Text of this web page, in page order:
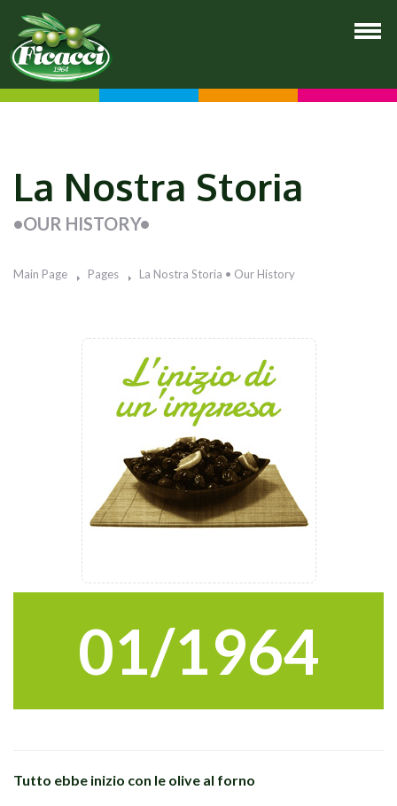
La Nostra Storia
•OUR HISTORY•
Main Page Pages La Nostra Storia • Our History
01/1964
Tutto ebbe inizio con le olive al forno